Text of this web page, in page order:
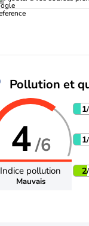
Pollution et
4/6
Indice pollution
Mauvais
1
1
2